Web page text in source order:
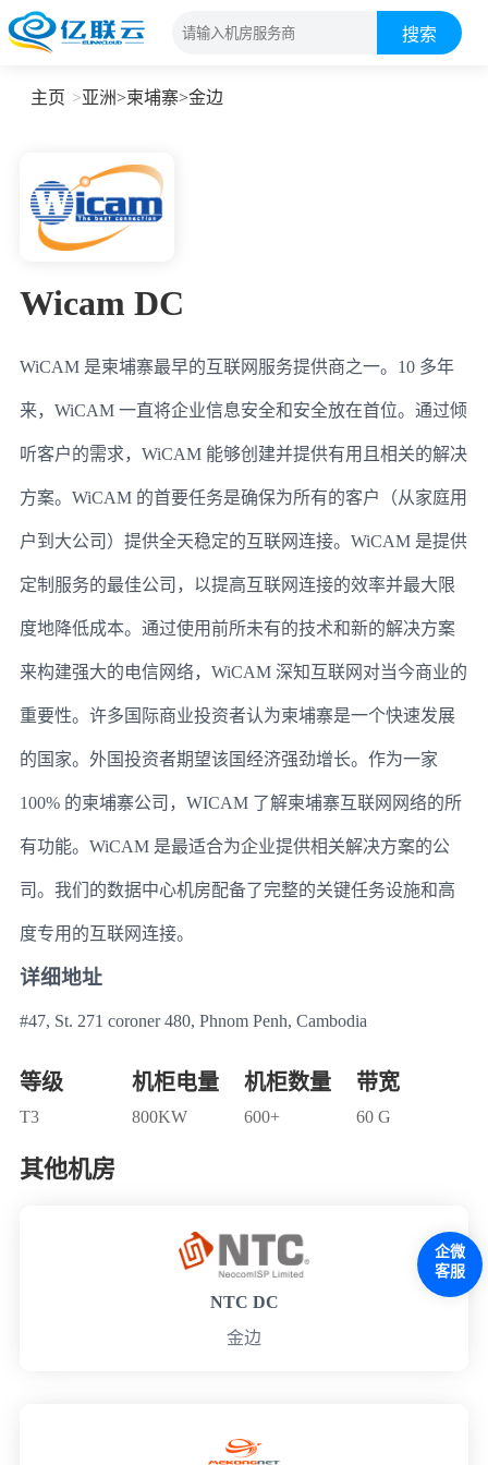
搜索
主页 亚洲>柬埔寨>金边
Wicam DC
WiCAM 是柬埔寨最早的互联网服务提供商之一。10 多年
来，WiCAM 一直将企业信息安全和安全放在首位。通过倾
听客户的需求，WiCAM 能够创建并提供有用且相关的解决
方案。WiCAM 的首要任务是确保为所有的客户（从家庭用
户到大公司）提供全天稳定的互联网连接。WiCAM 是提供
定制服务的最佳公司，以提高互联网连接的效率并最大限
度地降低成本。通过使用前所未有的技术和新的解决方案
来构建强大的电信网络，WiCAM 深知互联网对当今商业的
重要性。许多国际商业投资者认为柬埔寨是一个快速发展
的国家。外国投资者期望该国经济强劲增长。作为一家
100% 的柬埔寨公司，WICAM 了解柬埔寨互联网网络的所
有功能。WiCAM 是最适合为企业提供相关解决方案的公
司。我们的数据中心机房配备了完整的关键任务设施和高
度专用的互联网连接。
详细地址
#47, St. 271 coroner 480, Phnom Penh, Cambodia
等级
T3
机柜电量
800KW
机柜数量
600+
带宽
60 G
其他机房
NTC DC
金边
企微
客服